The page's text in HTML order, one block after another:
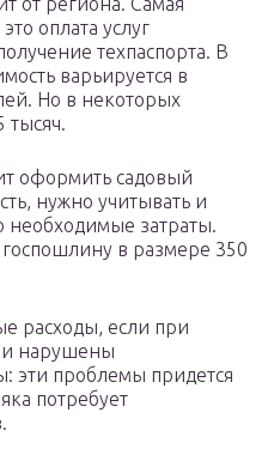
оплата услуг
техпаспорта. В
варьируется в
Но в некоторых
тысяч.
оформить садовый
нужно учитывать и
необходимые затраты.
госпошлину в размере 350
расходы, если при
нарушены
эти проблемы придется
потребует